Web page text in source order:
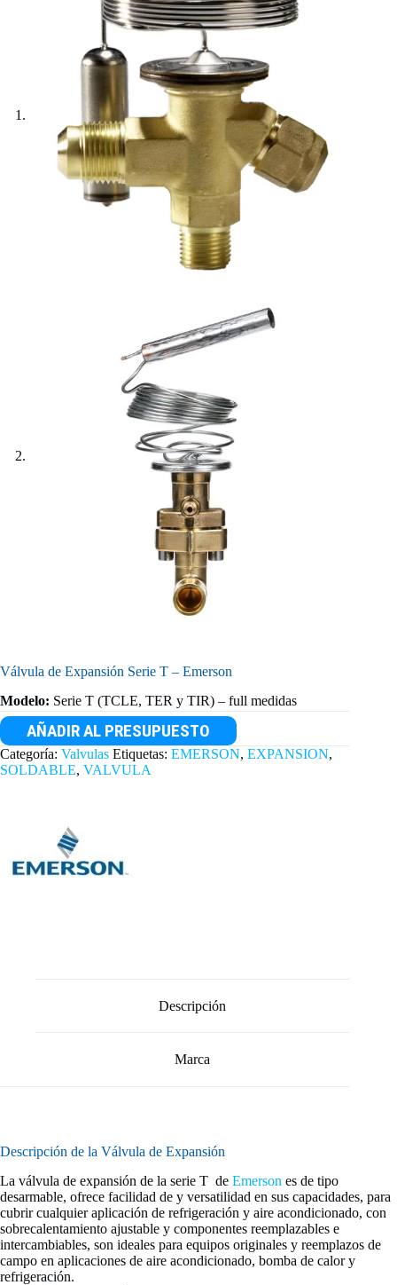
Válvula de Expansión Serie T – Emerson
Modelo: Serie T (TCLE, TER y TIR) – full medidas
AÑADIR AL PRESUPUESTO
Categoría: Valvulas Etiquetas: EMERSON, EXPANSION,
SOLDABLE, VALVULA
Descripción
Marca
Descripción de la Válvula de Expansión
La válvula de expansión de la serie T de Emerson es de tipo
desarmable, ofrece facilidad de y versatilidad en sus capacidades, para
cubrir cualquier aplicación de refrigeración y aire acondicionado, con
sobrecalentamiento ajustable y componentes reemplazables e
intercambiables, son ideales para equipos originales y reemplazos de
campo en aplicaciones de aire acondicionado, bomba de calor y
refrigeración.